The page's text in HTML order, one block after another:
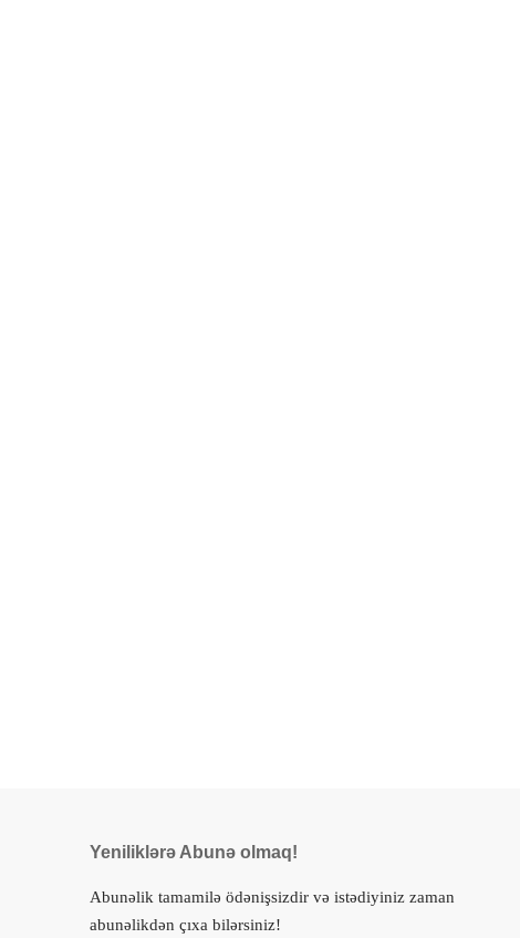
Yeniliklərə Abunə olmaq!
Abunəlik tamamilə ödənişsizdir və istədiyiniz zaman
abunəlikdən çıxa bilərsiniz!